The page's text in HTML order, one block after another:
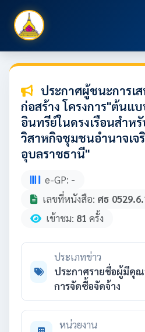
ประกาศผู้ชนะการเ
ก่อสร้าง โครงการ"ต้นแ
อินทรีย์ในดรงเรือนสำห
วิสาหกิจชุมชนอำนาจเจ
อุบลราชธานี"
e-GP: -
เลขที่หนังสือ: ศธ
เข้าชม: 81 ครั้ง
ประเภทข่าว
ประกาศรายชื่อผู้มีคุ
การจัดซื้อจัดจ้าง
หน่วยงาน